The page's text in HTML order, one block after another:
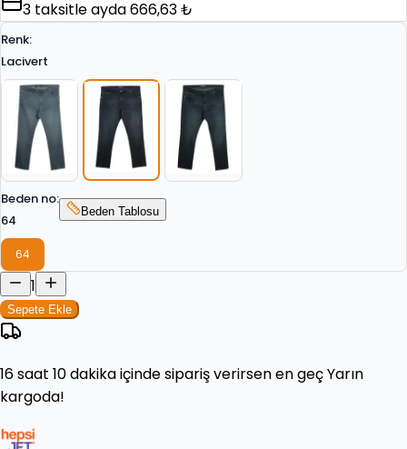
3 taksitle ayda666,63 ₺
Renk:
Lacivert
Beden no:
64
Beden Tablosu
64
1
Sepete Ekle
16 saat 10 dakikaiçinde sipariş verirsen en geçYarın
kargoda!